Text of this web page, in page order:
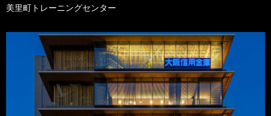
美里町トレーニングセンター